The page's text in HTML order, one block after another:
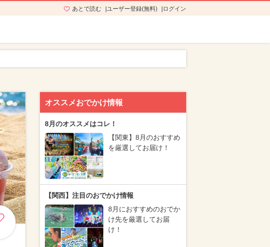
あとで読む ユーザー登録(無料) ログイン
オススメおでかけ情報
8月のオススメはコレ！
【関東】8月のおすすめ
を厳選してお届け！
【関西】注目のおでかけ情報
8月におすすめのおでか
け先を厳選してお届
け！